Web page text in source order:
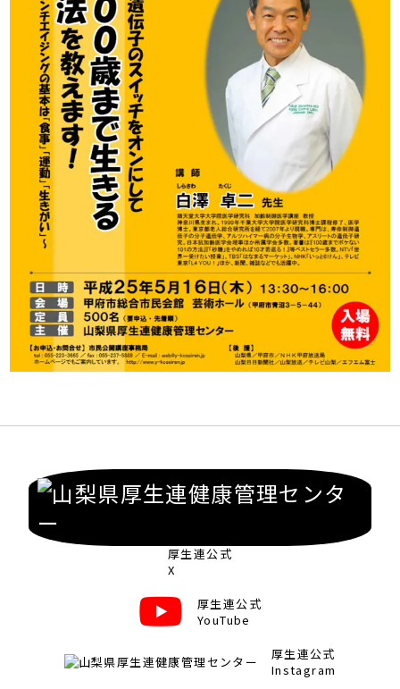
厚生連公式
X
厚生連公式
YouTube
厚生連公式
Instagram